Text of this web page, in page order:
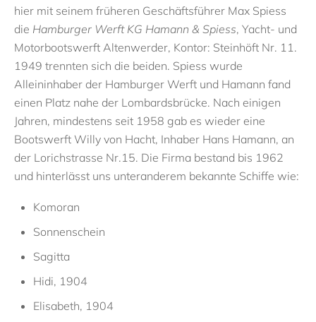
hier mit seinem früheren Geschäftsführer Max Spiess
die Hamburger Werft KG Hamann & Spiess, Yacht- und
Motorbootswerft Altenwerder, Kontor: Steinhöft Nr. 11.
1949 trennten sich die beiden. Spiess wurde
Alleininhaber der Hamburger Werft und Hamann fand
einen Platz nahe der Lombardsbrücke. Nach einigen
Jahren, mindestens seit 1958 gab es wieder eine
Bootswerft Willy von Hacht, Inhaber Hans Hamann, an
der Lorichstrasse Nr.15. Die Firma bestand bis 1962
und hinterlässt uns unteranderem bekannte Schiffe wie:
Komoran
Sonnenschein
Sagitta
Hidi, 1904
Elisabeth, 1904